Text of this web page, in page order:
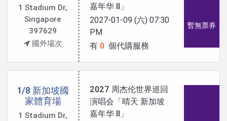
1 Stadium Dr,
Singapore
397629
國外場次
嘉年华 II」
2027-01-09 (六) 07:30
PM
有 0 個代購服務
暫無票券
1/8 新加坡國
家體育場
1 Stadium Dr,
2027 周杰伦世界巡回
演唱会「晴天 新加坡
嘉年华 II」